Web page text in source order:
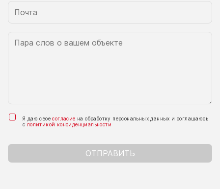
Я даю своесогласие на обработку персональных данных и соглашаюсь
с политикой конфиденциальности
ОТПРАВИТЬ